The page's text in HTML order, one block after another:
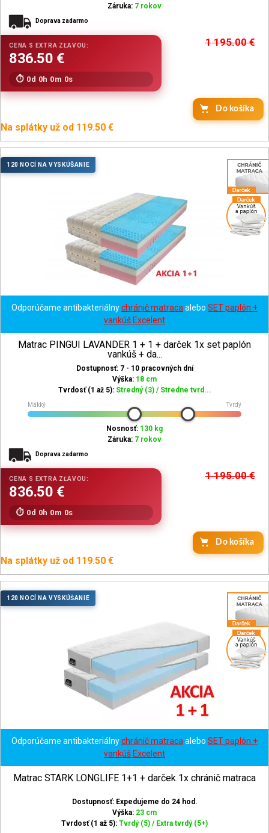
Záruka: 7 rokov
Doprava zadarmo
1 195.00€
0d 0h 0m 0s
Do košíka
Na splátky už od 119.50 €
120 NOCÍ NA VYSKÚŠANIE
Odporúčame antibakteriálnychránič matraca alebo SET paplón +
vankúš Excelent
Matrac PINGUI LAVANDER 1 + 1 + darček 1x set paplón
vankúš + da...
Dostupnosť: 7 - 10 pracovných dní
Výška: 18 cm
Tvrdosť (1 až 5): Stredný (3) / Stredne tvrd...
Mäkký Tvrdý
Nosnosť: 130 kg
Záruka: 7 rokov
Doprava zadarmo
1 195.00€
0d 0h 0m 0s
Do košíka
Na splátky už od 119.50 €
120 NOCÍ NA VYSKÚŠANIE
Odporúčame antibakteriálnychránič matraca alebo SET paplón +
vankúš Excelent
Matrac STARK LONGLIFE 1+1 + darček 1x chránič matraca
Dostupnosť: Expedujeme do 24 hod.
Výška: 23 cm
Tvrdosť (1 až 5): Tvrdý (5) / Extra tvrdý (5+)